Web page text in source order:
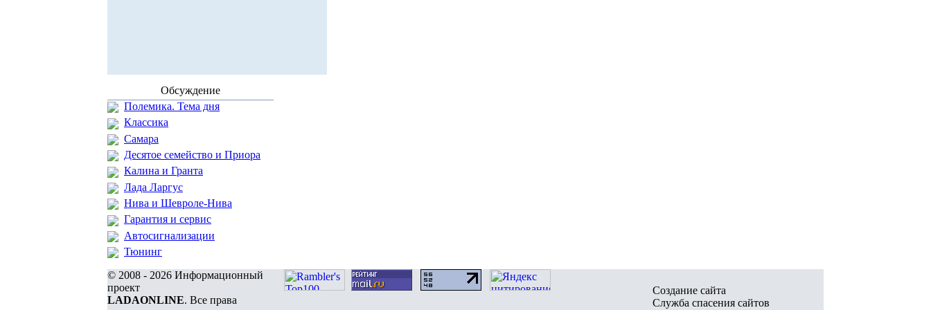
Обсуждение
Полемика. Тема дня
Классика
Самара
Десятое семейство и Приора
Калина и Гранта
Лада Ларгус
Нива и Шевроле-Нива
Гарантия и сервис
Автосигнализации
Тюнинг
© 2008 - 2026 Информационный
проект
LADAONLINE. Все права
Создание сайта
Служба спасения сайтов